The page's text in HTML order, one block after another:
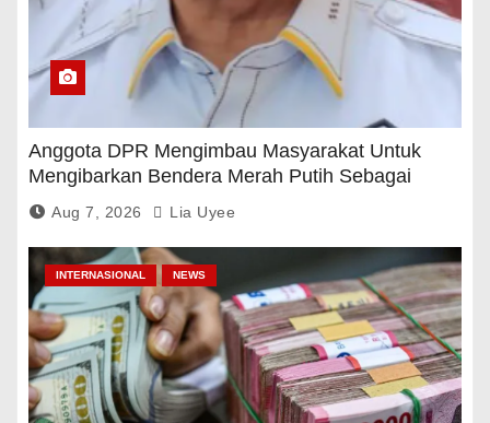
Anggota DPR Mengimbau Masyarakat Untuk
Mengibarkan Bendera Merah Putih Sebagai
Tanda Rasa Terima Kasih
Aug 7, 2026 Lia Uyee
INTERNASIONAL NEWS